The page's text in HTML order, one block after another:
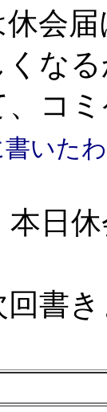
会
な
、コ
いた
日
書